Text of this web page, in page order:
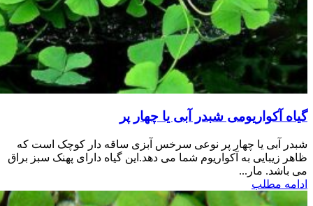
گیاه آکواریومی شبدر آبی یا چهار پر
شبدر آبی یا چهار پر نوعی سرخس آبزی ساقه دار کوچک است که
ظاهر زیبایی به آکواریوم شما می دهد.این گیاه دارای پهنک سبز براق
می باشد. مار...
ادامه مطلب